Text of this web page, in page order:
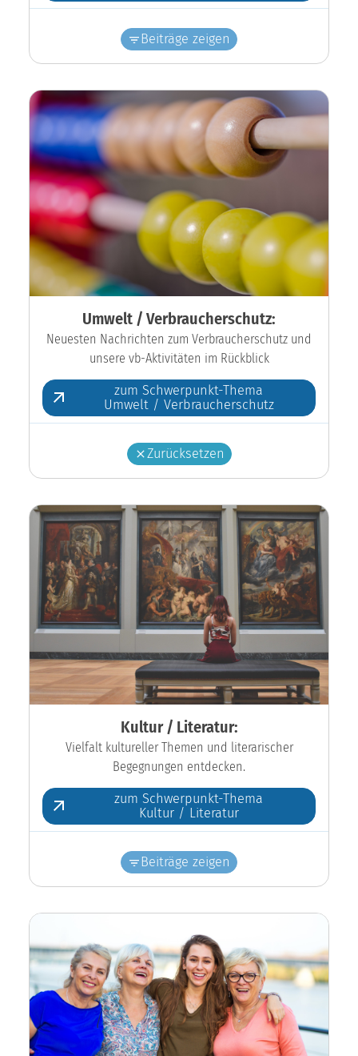
Beiträge zeigen
Umwelt / Verbraucherschutz:
Neuesten Nachrichten zum Verbraucherschutz und
unsere vb-Aktivitäten im Rückblick
zum Schwerpunkt-Thema
Umwelt / Verbraucherschutz
Zurücksetzen
Kultur / Literatur:
Vielfalt kultureller Themen und literarischer
Begegnungen entdecken.
zum Schwerpunkt-Thema
Kultur / Literatur
Beiträge zeigen